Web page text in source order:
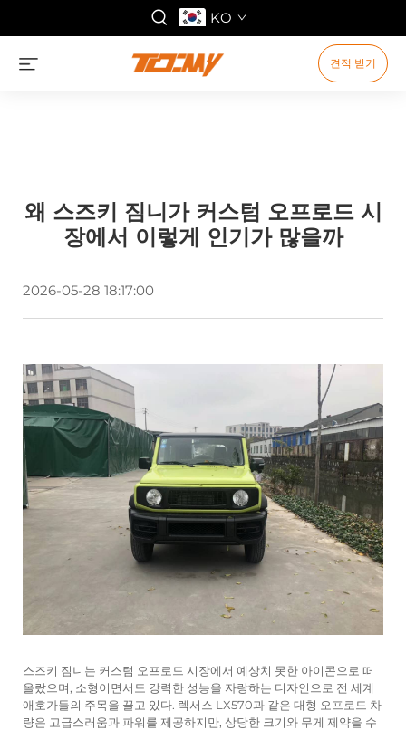
KO
견적 받기
왜 스즈키 짐니가 커스텀 오프로드 시
장에서 이렇게 인기가 많을까
2026-05-28 18:17:00
스즈키 짐니는 커스텀 오프로드 시장에서 예상치 못한 아이콘으로 떠
올랐으며, 소형이면서도 강력한 성능을 자랑하는 디자인으로 전 세계
애호가들의 주목을 끌고 있다. 렉서스 LX570과 같은 대형 오프로드 차
량은 고급스러움과 파워를 제공하지만, 상당한 크기와 무게 제약을 수